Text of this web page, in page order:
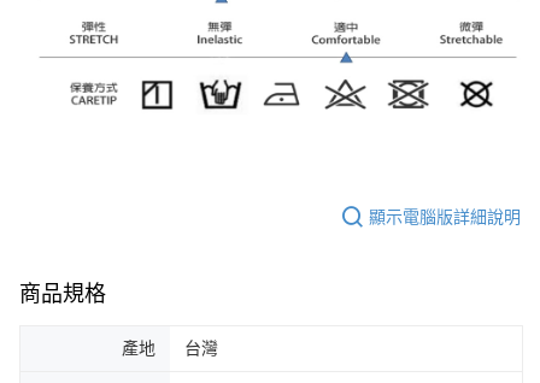
顯示電腦版詳細說明
商品規格
產地 台灣